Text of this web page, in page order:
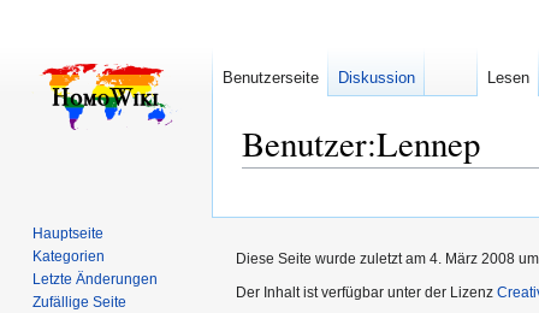
Benutzer:Lennep
springen
springen
Benutzerseite Diskussion Lesen
Hauptseite
Kategorien
Letzte Änderungen
Zufällige Seite
Diese Seite wurde zuletzt am 4. März 2008
Der Inhalt ist verfügbar unter der Lizenz